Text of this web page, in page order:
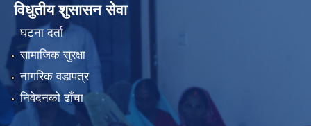
विधुतीय शुसासन सेवा
घटना दर्ता
सामाजिक सुरक्षा
नागरिक वडापत्र
निवेदनको ढाँचा